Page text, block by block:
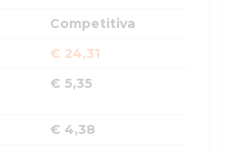
Competitiva
€ 24,31
€ 5,35
€ 4,38